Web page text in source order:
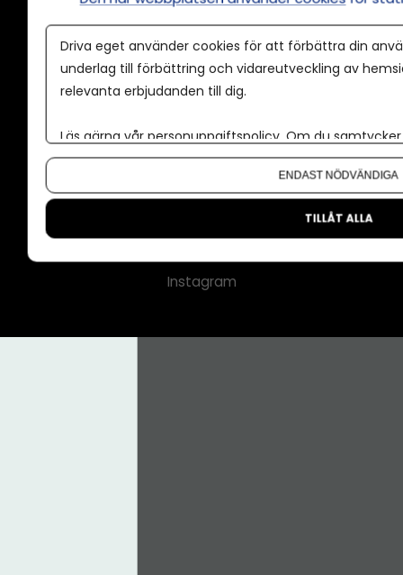
Annonspolicy
Tillgänglighet
Kontakt
Nyhetsbrev
CMS för medier
Instagram
Driva eget använder cookies för att förbättra din
underlag till förbättring och vidareutveckling av
relevanta erbjudanden till dig.
Läs gärna vår personuppgiftspolicy. Om du
Om du vill ändra ditt val i efterhand hittar du den
ENDAST NÖDVÄNDIGA
TILLÅT ALLA